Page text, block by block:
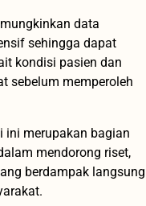
data
sehingga dapat
kondisi pasien dan
sebelum memperoleh
ini merupakan bagian
mendorong riset,
berdampak langsung